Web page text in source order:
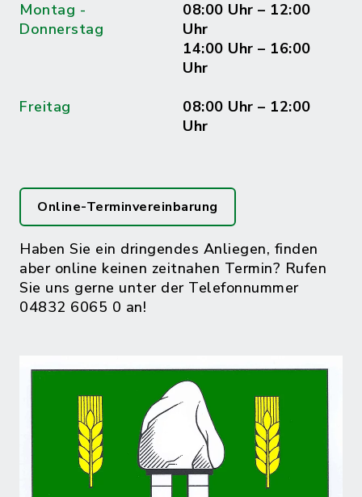
Montag -
Donnerstag
08:00 Uhr – 12:00
Uhr
14:00 Uhr – 16:00
Uhr
Freitag
08:00 Uhr – 12:00
Uhr
Online-Terminvereinbarung
Haben Sie ein dringendes Anliegen, finden
aber online keinen zeitnahen Termin? Rufen
Sie uns gerne unter der Telefonnummer
04832 6065 0 an!